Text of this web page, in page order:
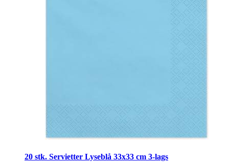
20 stk. Servietter Lyseblå 33x33 cm 3-lags